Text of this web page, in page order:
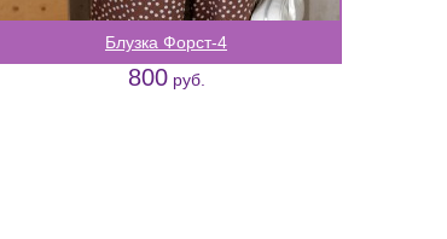
Блузка Форст-4
800руб.